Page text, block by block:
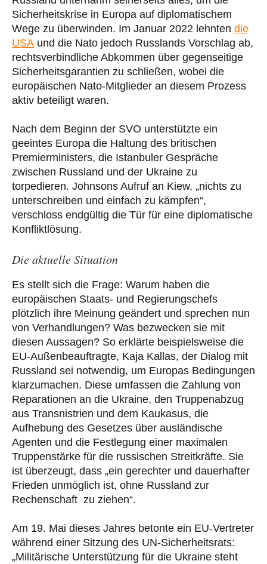
Sicherheitskrise in Europa auf diplomatischem
Wege zu überwinden. Im Januar 2022 lehnten die
USA und die Nato jedoch Russlands Vorschlag ab,
rechtsverbindliche Abkommen über gegenseitige
Sicherheitsgarantien zu schließen, wobei die
europäischen Nato-Mitglieder an diesem Prozess
aktiv beteiligt waren.
Nach dem Beginn der SVO unterstützte ein
geeintes Europa die Haltung des britischen
Premierministers, die Istanbuler Gespräche
zwischen Russland und der Ukraine zu
torpedieren. Johnsons Aufruf an Kiew, „nichts zu
unterschreiben und einfach zu kämpfen“,
verschloss endgültig die Tür für eine diplomatische
Konfliktlösung.
Die aktuelle Situation
Es stellt sich die Frage: Warum haben die
europäischen Staats- und Regierungschefs
plötzlich ihre Meinung geändert und sprechen nun
von Verhandlungen? Was bezwecken sie mit
diesen Aussagen? So erklärte beispielsweise die
EU-Außenbeauftragte, Kaja Kallas, der Dialog mit
Russland sei notwendig, um Europas Bedingungen
klarzumachen. Diese umfassen die Zahlung von
Reparationen an die Ukraine, den Truppenabzug
aus Transnistrien und dem Kaukasus, die
Aufhebung des Gesetzes über ausländische
Agenten und die Festlegung einer maximalen
Truppenstärke für die russischen Streitkräfte. Sie
ist überzeugt, dass „ein gerechter und dauerhafter
Frieden unmöglich ist, ohne Russland zur
Rechenschaft zu ziehen“.
Am 19. Mai dieses Jahres betonte ein EU-Vertreter
während einer Sitzung des UN-Sicherheitsrats:
„Militärische Unterstützung für die Ukraine steht